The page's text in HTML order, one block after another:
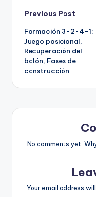
Post
navigation
Previous Post
Formación 3-2-4-1:
Juego posicional,
Recuperación del
balón, Fases de
construcción
No comments yet.
Your email address